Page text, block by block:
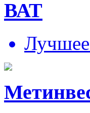
ВАТ
Лучшее